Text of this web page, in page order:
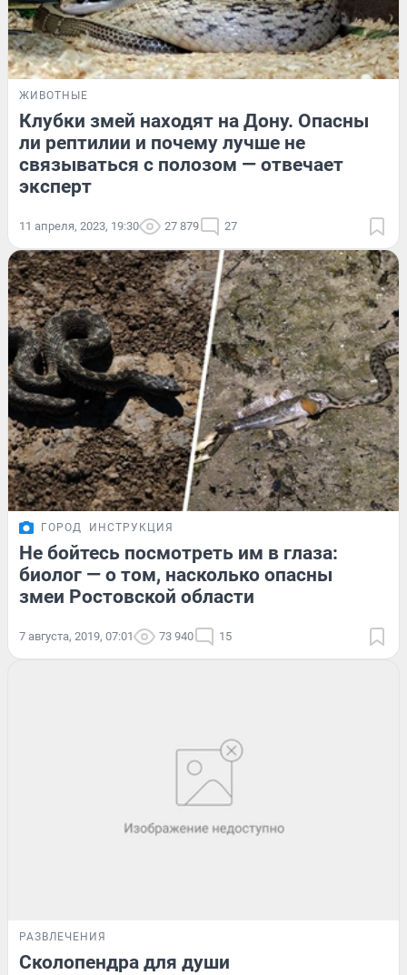
ЖИВОТНЫЕ
Клубки змей находят на Дону. Опасны
ли рептилии и почему лучше не
связываться с полозом — отвечает
эксперт
11 апреля, 2023, 19:30 27 879 27
ГОРОД ИНСТРУКЦИЯ
Не бойтесь посмотреть им в глаза:
биолог — о том, насколько опасны
змеи Ростовской области
7 августа, 2019, 07:01 73 940 15
РАЗВЛЕЧЕНИЯ
Сколопендра для души